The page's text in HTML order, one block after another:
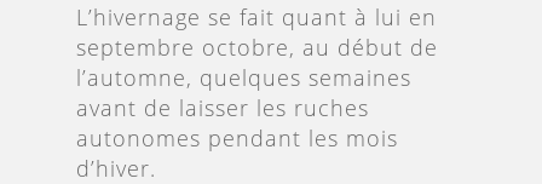
L’hivernage se fait quant à lui en
septembre octobre, au début de
l’automne, quelques semaines
avant de laisser les ruches
autonomes pendant les mois
d’hiver.